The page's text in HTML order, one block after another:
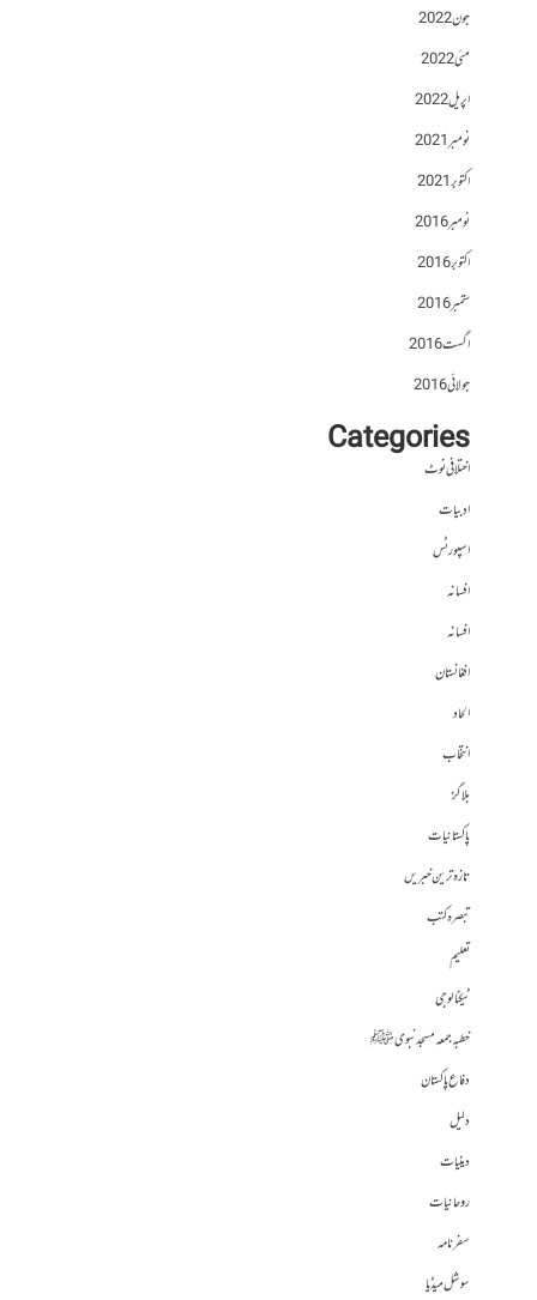
جون 2022
مئی 2022
اپریل 2022
نومبر 2021
اکتوبر 2021
نومبر 2016
اکتوبر 2016
ستمبر 2016
اگست 2016
جولائی 2016
Categories
اختلافی نوٹ
ادبیات
اسپورٹس
افسانہ
افسانہ
افغانستان
الحاد
انتخاب
بلاگز
پاکستانیات
تازہ ترین خبریں
تبصرہ کتب
تعلیم
ٹیکنالوجی
خطبہ جمعہ مسجد نبوی ﷺ
دفاع پاکستان
دلیل
دینیات
روحانیات
سفرنامہ
سوشل میڈیا